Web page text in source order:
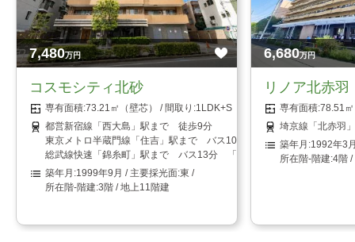
7,480万円
コスモシティ北砂
73.21㎡（壁芯）
1LDK+S（納戸）
都営新宿線「西大島」駅まで 徒歩9分
東京メトロ半蔵門線「住吉」駅まで バス10分 「小名木川小学校前
総武線快速「錦糸町」駅まで バス13分 「小名木川小学校前」停ま
1999年9月
東
3階 / 地上11階建
6,680万円
リノア北赤羽
78.51
埼京線「北赤羽
1992年3
4階 /